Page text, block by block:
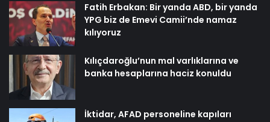
Fatih Erbakan: Bir yanda ABD, bir yanda
YPG biz de Emevi Camii’nde namaz
kılıyoruz
Kılıçdaroğlu’nun mal varlıklarına ve
banka hesaplarına haciz konuldu
İktidar, AFAD personeline kapıları